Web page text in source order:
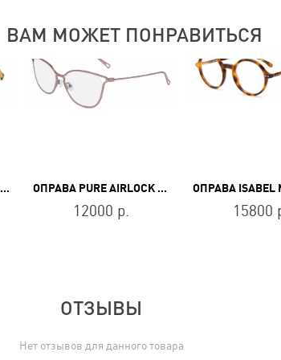
ВАМ МОЖЕТ ПОНРАВИТЬСЯ
ОПРАВА DSQUARED2 D2 0039 HM2 ОПРАВА PURE AIRLOCK 5000 780
12000 р. 15800
ОТЗЫВЫ
Нет отзывов для данного товара